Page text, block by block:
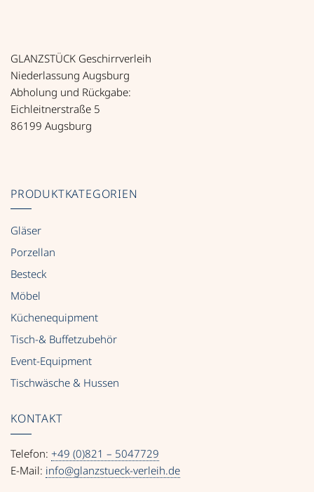
GLANZSTÜCK Geschirrverleih
Niederlassung Augsburg
Abholung und Rückgabe:
Eichleitnerstraße 5
86199 Augsburg
PRODUKTKATEGORIEN
Gläser
Porzellan
Besteck
Möbel
Küchenequipment
Tisch-& Buffetzubehör
Event-Equipment
Tischwäsche & Hussen
KONTAKT
Telefon: +49 (0)821 – 5047729
E-Mail: info@glanzstueck-verleih.de